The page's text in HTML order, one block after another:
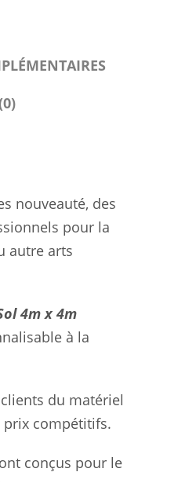
nouveauté, des
pour la
autre arts
4m x 4m
à la
du matériel
prix compétitifs.
conçus pour le